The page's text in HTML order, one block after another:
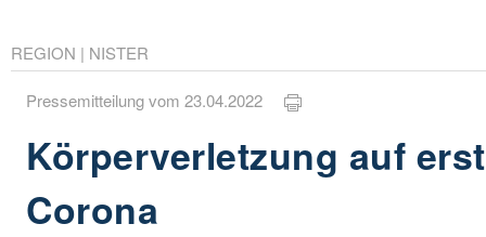
REGION | NISTER
Pressemitteilung vom 23.04.2022
Körperverletzung auf
Corona